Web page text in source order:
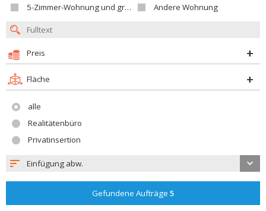
5-Zimmer-Wohnung und größer
Andere Wohnung
Preis
Fläche
alle
Realitätenbüro
Privatinsertion
Einfügung abw.
Gefundene Aufträge 5